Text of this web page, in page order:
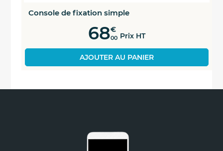
Console de fixation simple
68€
00 Prix HT
AJOUTER AU PANIER